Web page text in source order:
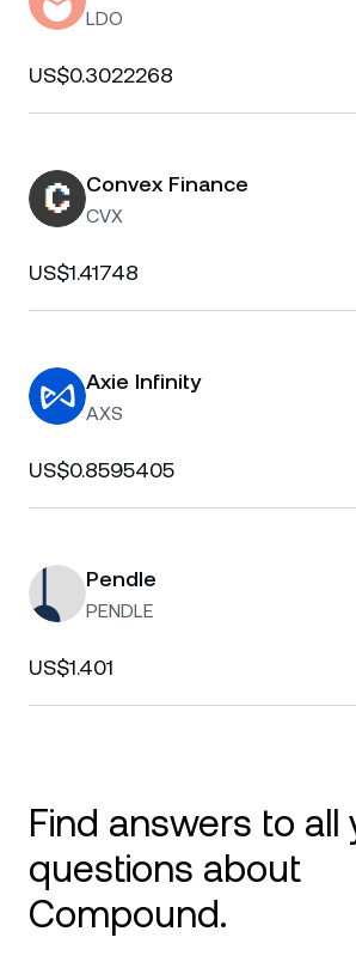
LDO
US$0.3022268
Convex Finance
CVX
US$1.41748
Axie Infinity
AXS
US$0.8595405
Pendle
PENDLE
US$1.401
Find answers to all
questions about
Compound.